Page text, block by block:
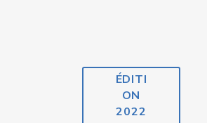
ÉDITI
ON
2022